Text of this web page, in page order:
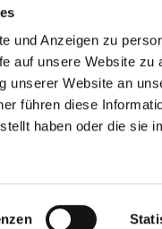
und Anzeigen zu
auf unsere Website zu
unserer Website an
führen diese
haben oder die sie
Greifswald · Bahnhofstr.